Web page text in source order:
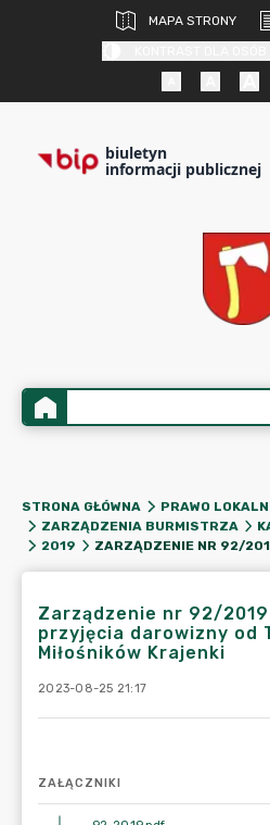
MAPA STRONY
biuletyn
informacji publicznej
STRONA GŁÓWNA
PRAWO
ZARZĄDZENIA BURMISTRZA
2019
Zarządzenie nr 92/
przyjęcia darowizny od
Miłośników Krajenki
2023-08-25 21:17
ZAŁĄCZNIKI